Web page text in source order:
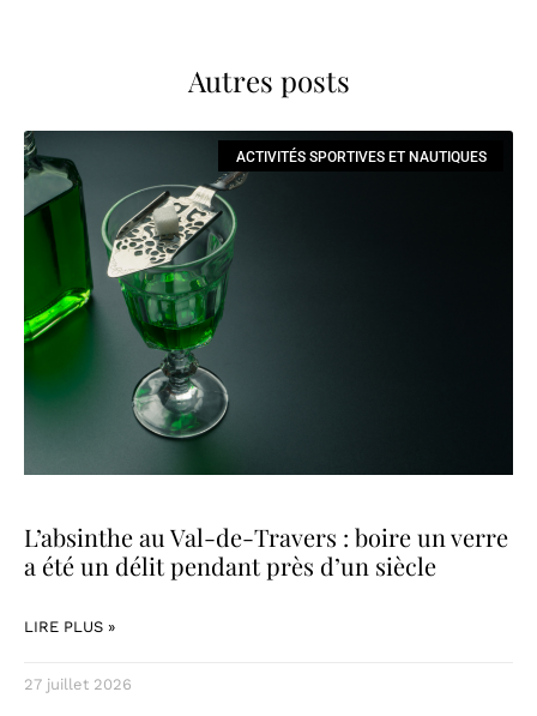
Autres posts
ACTIVITÉS SPORTIVES ET NAUTIQUES
L’absinthe au Val-de-Travers : boire un verre
a été un délit pendant près d’un siècle
LIRE PLUS »
27 juillet 2026